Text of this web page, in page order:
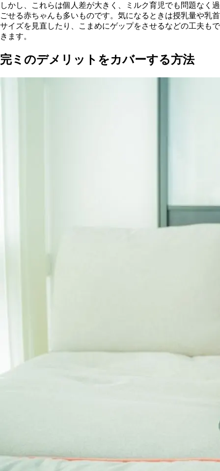
しかし、これらは個人差が大きく、ミルク育児でも問題なく過
ごせる赤ちゃんも多いものです。気になるときは授乳量や乳首
サイズを見直したり、こまめにゲップをさせるなどの工夫もで
きます。
完ミのデメリットをカバーする方法